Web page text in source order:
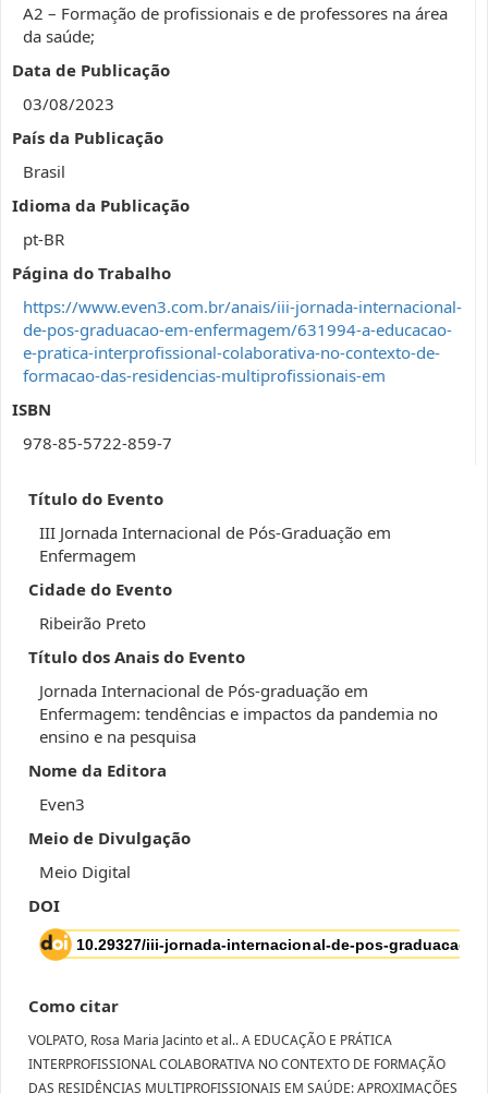
A2 – Formação de profissionais e de professores na área
da saúde;
Data de Publicação
03/08/2023
País da Publicação
Brasil
Idioma da Publicação
pt-BR
Página do Trabalho
https://www.even3.com.br/anais/iii-jornada-internacional-
de-pos-graduacao-em-enfermagem/631994-a-educacao-
e-pratica-interprofissional-colaborativa-no-contexto-de-
formacao-das-residencias-multiprofissionais-em
ISBN
978-85-5722-859-7
Título do Evento
III Jornada Internacional de Pós-Graduação em
Enfermagem
Cidade do Evento
Ribeirão Preto
Título dos Anais do Evento
Jornada Internacional de Pós-graduação em
Enfermagem: tendências e impactos da pandemia no
ensino e na pesquisa
Nome da Editora
Even3
Meio de Divulgação
Meio Digital
DOI
Como citar
VOLPATO, Rosa Maria Jacinto et al.. A EDUCAÇÃO E PRÁTICA
INTERPROFISSIONAL COLABORATIVA NO CONTEXTO DE FORMAÇÃO
DAS RESIDÊNCIAS MULTIPROFISSIONAIS EM SAÚDE: APROXIMAÇÕES